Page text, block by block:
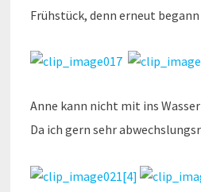
Frühstück, denn erneut
Anne kann nicht mit ins
Da ich gern sehr